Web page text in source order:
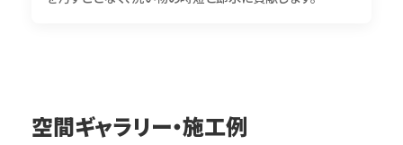
空間ギャラリー・施工例